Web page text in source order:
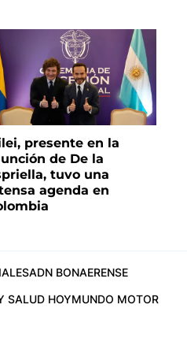
presente en la
de De la
tuvo una
agenda en
ADN BONAERENSE
SALUD HOYMUNDO MOTOR